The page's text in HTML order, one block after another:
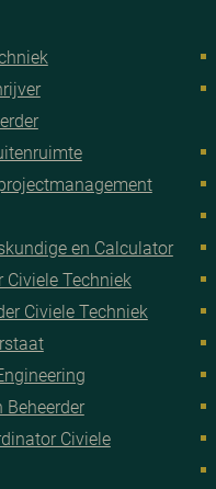
en Calculator
Civiele Techniek
Civiele Techniek
Beheerder
Civiele